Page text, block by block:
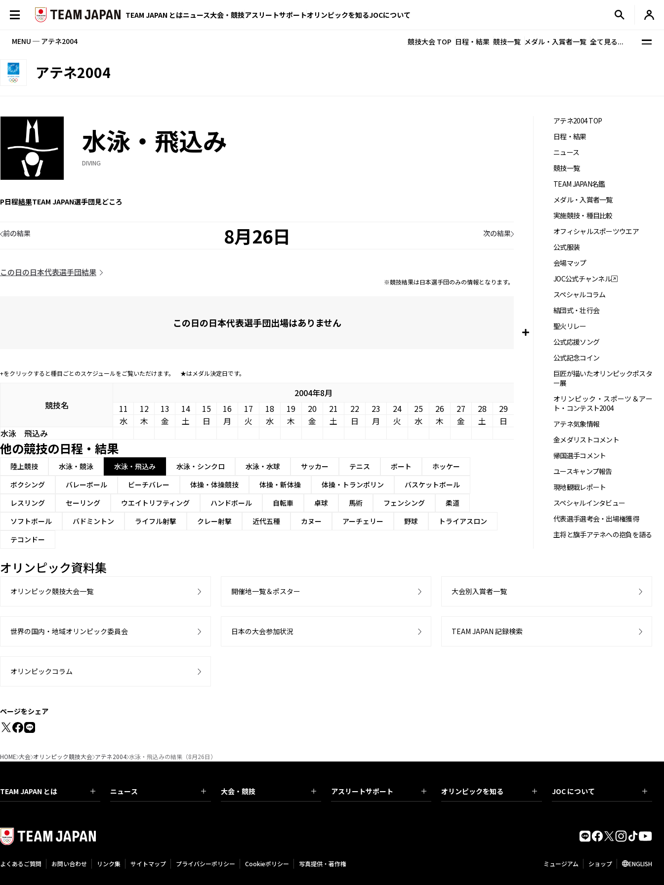
TEAM JAPAN とはニュース大会・競技アスリートサポートオリンピックを知るJOCについて
MENU ─ アテネ2004 競技大会 TOP 日程・結果 競技一覧 メダル・入賞者一覧 全て見る...
アテネ2004
水泳・飛込み
DIVING
日程結果TEAM JAPAN選手団見どころ
8月26日
前の結果 次の結果
この日の日本代表選手団結果
※競技結果は日本選手団のみの情報となります。
この日の日本代表選手団出場はありません
+をクリックすると種目ごとのスケジュールをご覧いただけます。 ★はメダル決定日です。
競技名
2004年8月
11
12 13 14 15 16 17 18 19 20 21 22 23 24 25 26 27 28
29
水
木 金 土 日 月 火 水 木 金 土 日 月 火 水 木 金 土
日
水泳 飛込み
他の競技の日程・結果
陸上競技 水泳・競泳 水泳・飛込み 水泳・シンクロ 水泳・水球 サッカー テニス ボート
ホッケー
ボクシング
バレーボール ビーチバレー 体操・体操競技 体操・新体操 体操・トランポリン
バスケットボール
レスリング
セーリング ウエイトリフティング ハンドボール 自転車 卓球 馬術 フェンシング
柔道
ソフトボール
バドミントン ライフル射撃 クレー射撃 近代五種 カヌー アーチェリー 野球
トライアスロン
テコンドー
アテネ2004 TOP
日程・結果
ニュース
競技一覧
TEAM JAPAN名鑑
メダル・入賞者一覧
実施競技・種目比較
オフィシャルスポーツウエア
公式服装
会場マップ
JOC公式チャンネル
スペシャルコラム
結団式・壮行会
聖火リレー
公式応援ソング
公式記念コイン
巨匠が描いたオリンピックポスタ
ー展
オリンピック・スポーツ＆アー
ト・コンテスト2004
アテネ気象情報
金メダリストコメント
帰国選手コメント
ユースキャンプ報告
現地観戦レポート
スペシャルインタビュー
代表選手選考会・出場権獲得
主将と旗手アテネへの抱負を語る
オリンピック資料集
オリンピック競技大会一覧 開催地一覧＆ポスター 大会別入賞者一覧
世界の国内・地域オリンピック委員会 日本の大会参加状況 TEAM JAPAN 記録検索
オリンピックコラム
ページをシェア
HOME 大会 オリンピック競技大会 アテネ2004 水泳・飛込みの結果（8月26日）
TEAM JAPAN とは ニュース 大会・競技 アスリートサポート オリンピックを知る JOC について
よくあるご質問 お問い合わせ リンク集 サイトマップ プライバシーポリシー Cookieポリシー 写真提供・著作権 ミュージアム ショップ ENGLISH